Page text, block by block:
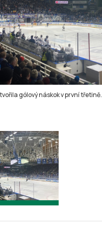
gólový náskok v první třetině.